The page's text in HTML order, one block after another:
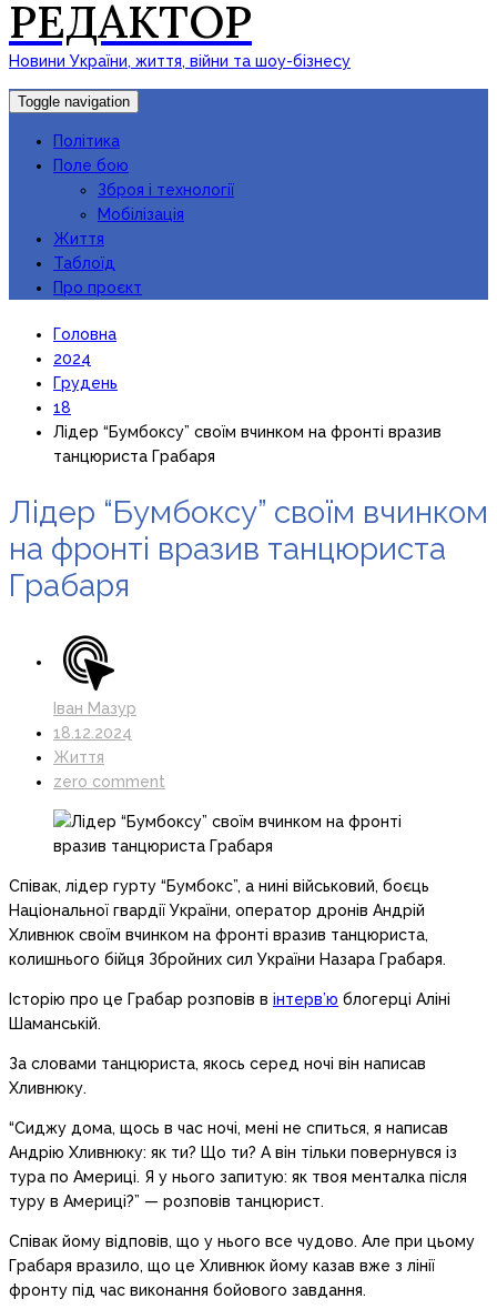
РЕДАКТОР
Новини України, життя, війни та шоу-бізнесу
Toggle navigation
Політика
Поле бою
Зброя і технології
Мобілізація
Життя
Таблоїд
Про проєкт
Головна
2024
Грудень
18
Лідер “Бумбоксу” своїм вчинком на фронті вразив
танцюриста Грабаря
Лідер “Бумбоксу” своїм вчинком
на фронті вразив танцюриста
Грабаря
Іван Мазур
18.12.2024
Життя
zero comment
Співак, лідер гурту “Бумбокс”, а нині військовий, боєць
Національної гвардії України, оператор дронів Андрій
Хливнюк своїм вчинком на фронті вразив танцюриста,
колишнього бійця Збройних сил України Назара Грабаря.
Історію про це Грабар розповів в інтерв’ю блогерці Аліні
Шаманській.
За словами танцюриста, якось серед ночі він написав
Хливнюку.
“Сиджу дома, щось в час ночі, мені не спиться, я написав
Андрію Хливнюку: як ти? Що ти? А він тільки повернувся із
тура по Америці. Я у нього запитую: як твоя менталка після
туру в Америці?” — розповів танцюрист.
Співак йому відповів, що у нього все чудово. Але при цьому
Грабаря вразило, що це Хливнюк йому казав вже з лінії
фронту під час виконання бойового завдання.